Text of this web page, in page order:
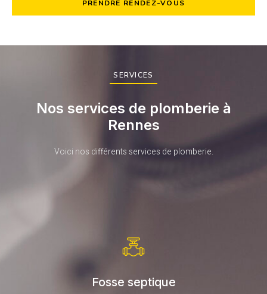
PRENDRE RENDEZ-VOUS
SERVICES
Nos services de plomberie à
Rennes
Voici nos différents services de plomberie.
Fosse septique